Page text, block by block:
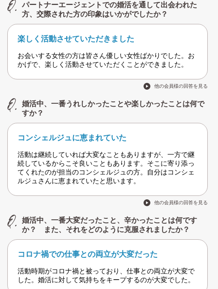
パートナーエージェントでの婚活を通して出会われた
方、交際された方の印象はいかがでしたか？
楽しく活動させていただきました
お会いする女性の方は皆さん優しい女性ばかりでした。お
かげで、楽しく活動させていただくことができました。
他の会員様の回答を見る
婚活中、一番うれしかったことや楽しかったことは何で
すか？
コンシェルジュに恵まれていた
活動は継続していれば大変なこともありますが、一方で継
続しているからこそ良いこともあります。そこに寄り添っ
てくれたのが担当のコンシェルジュの方。自分はコンシェ
ルジュさんに恵まれていたと思います。
他の会員様の回答を見る
婚活中、一番大変だったこと、辛かったことは何です
か？ また、それをどのように克服されましたか？
コロナ禍での仕事との両立が大変だった
活動時期がコロナ禍と被っており、仕事との両立が大変で
した。婚活に対して気持ちをキープするのが大変でした。